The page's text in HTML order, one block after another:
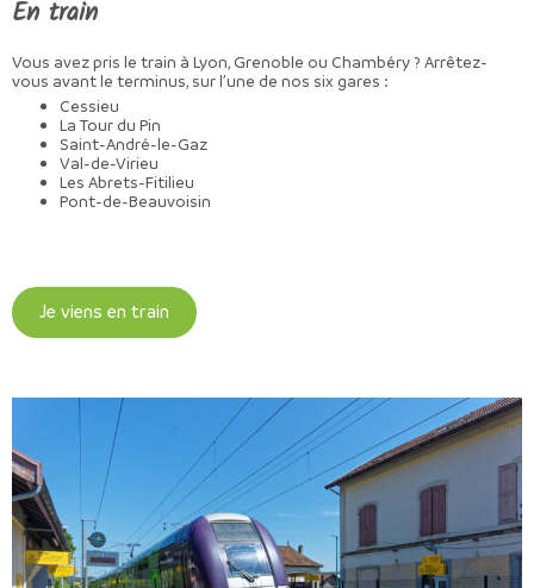
En train
Vous avez pris le train à Lyon, Grenoble ou Chambéry ? Arrêtez-
vous avant le terminus, sur l’une de nos six gares :
Cessieu
La Tour du Pin
Saint-André-le-Gaz
Val-de-Virieu
Les Abrets-Fitilieu
Pont-de-Beauvoisin
Je viens en train